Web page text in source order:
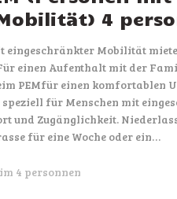
4
eingeschränkter Mobilität
einen Aufenthalt mit der
PEMfür einen komfortablen
für Menschen mit
und Zugänglichkeit.
für eine Woche oder ein…
4 personnen